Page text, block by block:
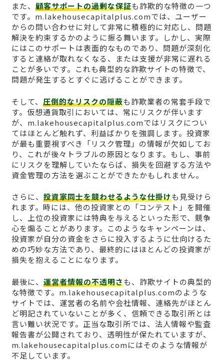
また、 顧客サポートの過剰な保証も詐欺的な特徴の一つ
です。m.lakehousecapitalplus.comでは、ユーザー
からの問い合わせに対して非常に積極的に対応し、問題
解決を約束するかのように振る舞います。しかし、実際
にはこのサポートは表面的なものであり、問題が深刻化
すると連絡が取れなくなる、または支援が非常に遅れる
ことが多いです。これも典型的な詐欺サイトの特徴で、
問題が発生するとすぐに逃げることができます。
そして、 圧倒的なリスクの隠蔽も詐欺業者の常套手段で
す。仮想通貨取引においては、常にリスクが伴います
が、m.lakehousecapitalplus.comではリスクについ
てはほとんど触れず、利益ばかりを強調します。投資家
が最も重要視すべき「リスク管理」の情報が欠如してお
り、これが後々トラブルの原因となります。もし、事前
にリスクを理解していたならば、損失を回避する方法や
資金管理の方法を選ぶことができたかもしれません。
さらに、 投資家同士を競わせるような仕掛けも見受けら
れます。時には、他の投資家との「コンテスト」を開催
し、上位の投資家には特典を与えるといった形で、競争
心を煽ることがあります。このようなキャンペーンは、
投資家が自分の資金をさらに投入するように仕向けるた
めの巧妙な方法であり、最終的にはほとんどの投資家が
損失を抱えることになります。
最後に、 運営者情報の不透明さも、詐欺サイトの典型的
な特徴です。m.lakehousecapitalplus.comのような
サイトでは、運営者の名前や会社情報、連絡先がほとん
ど明記されていないことが多く、信頼できる取引所とは
言い難い状況です。正当な取引所では、法人情報や監査
報告書が公開されており、透明性が保たれていますが、
m.lakehousecapitalplus.comにはそのような情報が
不足しています。